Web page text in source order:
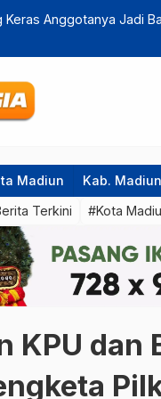
Jabatan Sekda
Madiun Kab. Madiun
Terkini #Kota
KPU